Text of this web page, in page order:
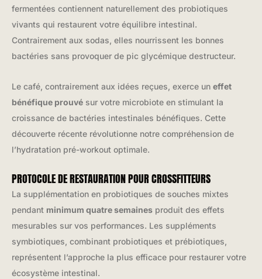
fermentées contiennent naturellement des probiotiques
vivants qui restaurent votre équilibre intestinal.
Contrairement aux sodas, elles nourrissent les bonnes
bactéries sans provoquer de pic glycémique destructeur.
Le café, contrairement aux idées reçues, exerce un effet
bénéfique prouvé sur votre microbiote en stimulant la
croissance de bactéries intestinales bénéfiques. Cette
découverte récente révolutionne notre compréhension de
l’hydratation pré-workout optimale.
PROTOCOLE DE RESTAURATION POUR CROSSFITTEURS
La supplémentation en probiotiques de souches mixtes
pendant minimum quatre semaines produit des effets
mesurables sur vos performances. Les suppléments
symbiotiques, combinant probiotiques et prébiotiques,
représentent l’approche la plus efficace pour restaurer votre
écosystème intestinal.